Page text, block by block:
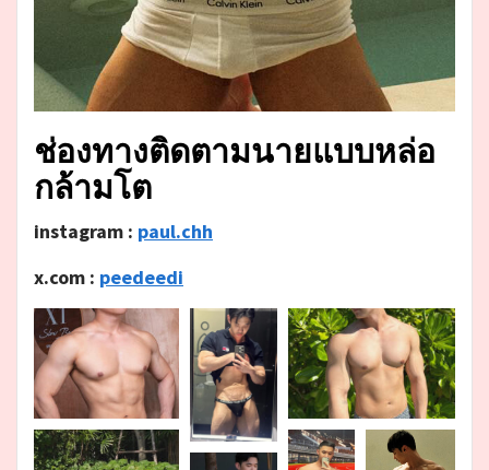
ช่องทางติดตามนายแบบหล่อ
กล้ามโต
instagram : paul.chh
x.com : peedeedi